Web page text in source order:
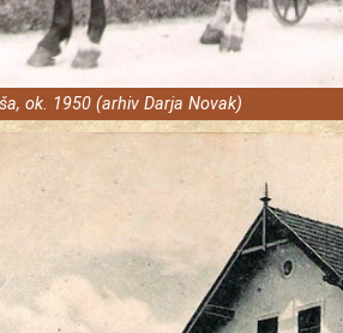
ok. 1950 (arhiv Darja Novak)